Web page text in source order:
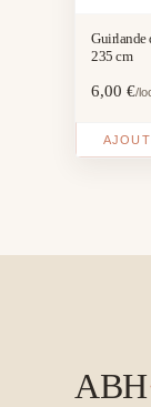
Guirlande
235 cm
6,00€/
ABH